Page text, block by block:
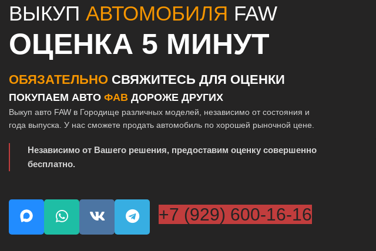
ВЫКУП АВТОМОБИЛЯ FAW
ОЦЕНКА 5 МИНУТ
ОБЯЗАТЕЛЬНО СВЯЖИТЕСЬ ДЛЯ ОЦЕНКИ
ПОКУПАЕМ АВТО ФАВ ДОРОЖЕ ДРУГИХ
Выкуп авто FAW в Городище различных моделей, независимо от состояния и
года выпуска. У нас сможете продать автомобиль по хорошей рыночной цене.
Независимо от Вашего решения, предоставим оценку совершенно
бесплатно.
+7 (929) 600-16-16